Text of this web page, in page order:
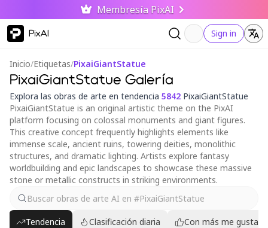
Membresía PixAI
PixAI Sign in
Inicio/Etiquetas/PixaiGiantStatue
PixaiGiantStatue Galería
Explora las obras de arte en tendencia 5842 PixaiGiantStatue
PixaiGiantStatue is an original artistic theme on the PixAI
platform focusing on colossal monuments and giant figures.
This creative concept frequently highlights elements like
immense scale, ancient ruins, towering deities, monolithic
structures, and dramatic lighting. Artists explore fantasy
worldbuilding and epic landscapes to showcase these massive
stone or metallic constructs in striking environments.
Tendencia Clasificación diaria Con más me gusta